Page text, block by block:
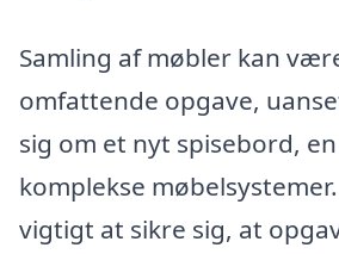
Samling af møbler kan
omfattende opgave,
sig om et nyt spisebord,
komplekse
vigtigt at sikre sig, at